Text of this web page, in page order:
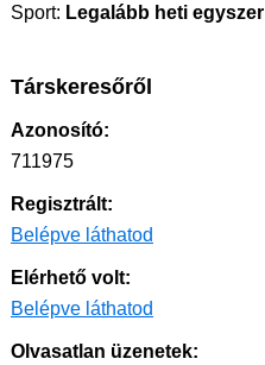
Sport: Legalább heti egyszer
Társkeresőről
Azonosító:
711975
Regisztrált:
Belépve láthatod
Elérhető volt:
Belépve láthatod
Olvasatlan üzenetek: